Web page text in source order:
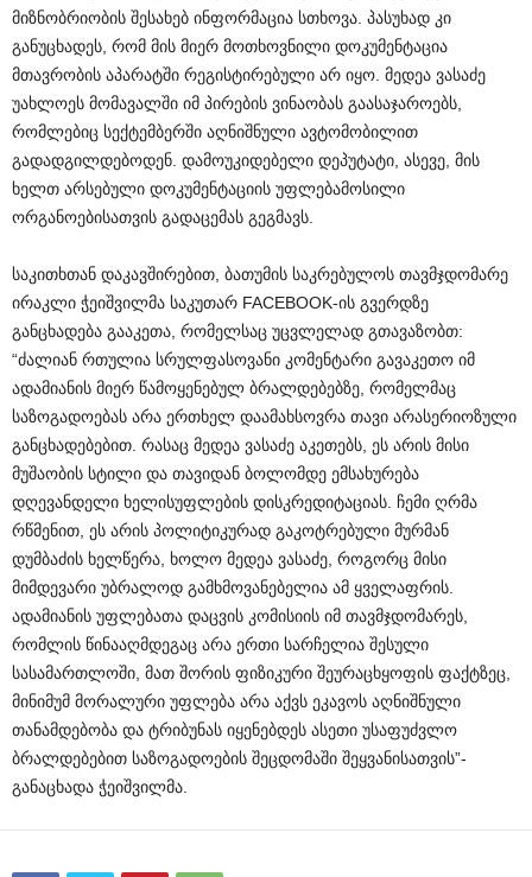
მიზნობრიობის შესახებ ინფორმაცია სთხოვა. პასუხად კი
განუცხადეს, რომ მის მიერ მოთხოვნილი დოკუმენტაცია
მთავრობის აპარატში რეგისტირებული არ იყო. მედეა ვასაძე
უახლოეს მომავალში იმ პირების ვინაობას გაასაჯაროებს,
რომლებიც სექტემბერში აღნიშნული ავტომობილით
გადადგილდებოდენ. დამოუკიდებელი დეპუტატი, ასევე, მის
ხელთ არსებული დოკუმენტაციის უფლებამოსილი
ორგანოებისათვის გადაცემას გეგმავს.
საკითხთან დაკავშირებით, ბათუმის საკრებულოს თავმჯდომარე
ირაკლი ჭეიშვილმა საკუთარ FACEBOOK-ის გვერდზე
განცხადება გააკეთა, რომელსაც უცვლელად გთავაზობთ:
“ძალიან რთულია სრულფასოვანი კომენტარი გავაკეთო იმ
ადამიანის მიერ წამოყენებულ ბრალდებებზე, რომელმაც
საზოგადოებას არა ერთხელ დაამახსოვრა თავი არასერიოზული
განცხადებებით. რასაც მედეა ვასაძე აკეთებს, ეს არის მისი
მუშაობის სტილი და თავიდან ბოლომდე ემსახურება
დღევანდელი ხელისუფლების დისკრედიტაციას. ჩემი ღრმა
რწმენით, ეს არის პოლიტიკურად გაკოტრებული მურმან
დუმბაძის ხელწერა, ხოლო მედეა ვასაძე, როგორც მისი
მიმდევარი უბრალოდ გამხმოვანებელია ამ ყველაფრის.
ადამიანის უფლებათა დაცვის კომისიის იმ თავმჯდომარეს,
რომლის წინააღმდეგაც არა ერთი სარჩელია შესული
სასამართლოში, მათ შორის ფიზიკური შეურაცხყოფის ფაქტზეც,
მინიმუმ მორალური უფლება არა აქვს ეკავოს აღნიშნული
თანამდებობა და ტრიბუნას იყენებდეს ასეთი უსაფუძვლო
ბრალდებებით საზოგადოების შეცდომაში შეყვანისათვის”-
განაცხადა ჭეიშვილმა.